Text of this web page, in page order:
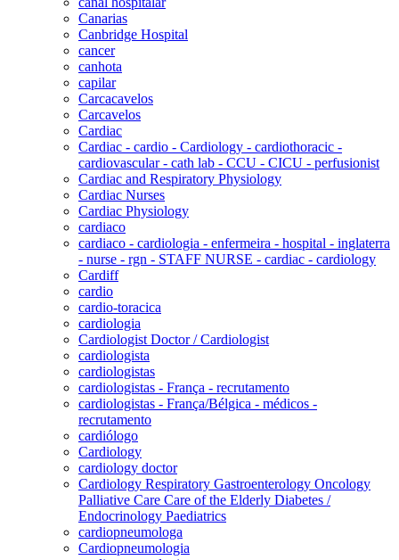
Canarias
Canbridge Hospital
cancer
canhota
capilar
Carcacavelos
Carcavelos
Cardiac
Cardiac - cardio - Cardiology - cardiothoracic -
cardiovascular - cath lab - CCU - CICU - perfusionist
Cardiac and Respiratory Physiology
Cardiac Nurses
Cardiac Physiology
cardiaco
cardiaco - cardiologia - enfermeira - hospital - inglaterra
- nurse - rgn - STAFF NURSE - cardiac - cardiology
Cardiff
cardio
cardio-toracica
cardiologia
Cardiologist Doctor / Cardiologist
cardiologista
cardiologistas
cardiologistas - França - recrutamento
cardiologistas - França/Bélgica - médicos -
recrutamento
cardiólogo
Cardiology
cardiology doctor
Cardiology Respiratory Gastroenterology Oncology
Palliative Care Care of the Elderly Diabetes /
Endocrinology Paediatrics
cardiopneumologa
Cardiopneumologia